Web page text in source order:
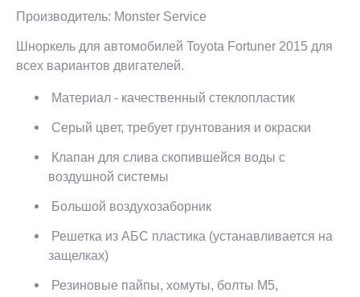
Производитель: Monster Service
Шноркель для автомобилей Toyota Fortuner 2015 для
всех вариантов двигателей.
Материал - качественный стеклопластик
Серый цвет, требует грунтования и окраски
Клапан для слива скопившейся воды с
воздушной системы
Большой воздухозаборник
Решетка из АБС пластика (устанавливается на
защелках)
Резиновые пайпы, хомуты, болты М5,